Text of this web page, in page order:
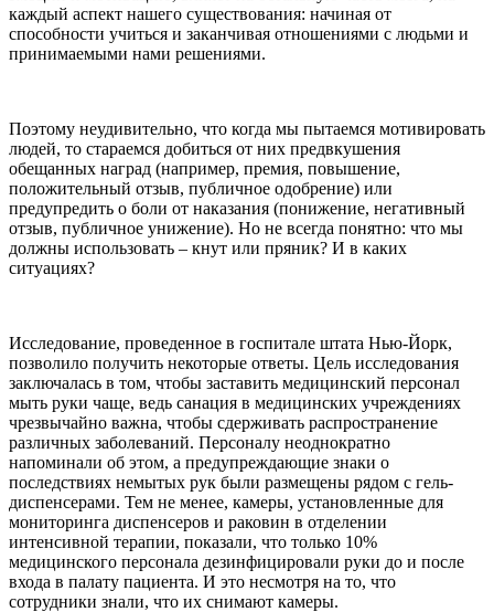
каждый аспект нашего существования: начиная от
способности учиться и заканчивая отношениями с людьми и
принимаемыми нами решениями.
Поэтому неудивительно, что когда мы пытаемся мотивировать
людей, то стараемся добиться от них предвкушения
обещанных наград (например, премия, повышение,
положительный отзыв, публичное одобрение) или
предупредить о боли от наказания (понижение, негативный
отзыв, публичное унижение). Но не всегда понятно: что мы
должны использовать – кнут или пряник? И в каких
ситуациях?
Исследование, проведенное в госпитале штата Нью-Йорк,
позволило получить некоторые ответы. Цель исследования
заключалась в том, чтобы заставить медицинский персонал
мыть руки чаще, ведь санация в медицинских учреждениях
чрезвычайно важна, чтобы сдерживать распространение
различных заболеваний. Персоналу неоднократно
напоминали об этом, а предупреждающие знаки о
последствиях немытых рук были размещены рядом с гель-
диспенсерами. Тем не менее, камеры, установленные для
мониторинга диспенсеров и раковин в отделении
интенсивной терапии, показали, что только 10%
медицинского персонала дезинфицировали руки до и после
входа в палату пациента. И это несмотря на то, что
сотрудники знали, что их снимают камеры.